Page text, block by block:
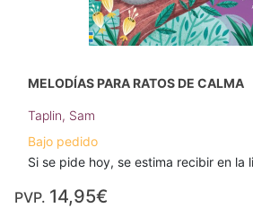
MELODÍAS PARA RATOS DE CALMA
Taplin, Sam
Bajo pedido
Si se pide hoy, se estima recibir en la
PVP. 14,95€